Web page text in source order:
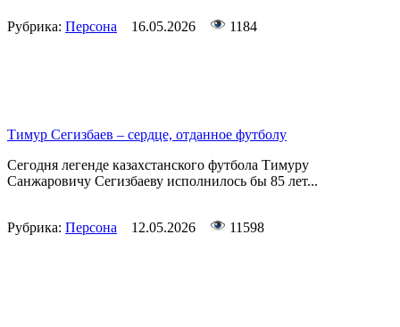
Рубрика: Персона 16.05.2026 1184
Тимур Сегизбаев – сердце, отданное футболу
Сегодня легенде казахстанского футбола Тимуру
Санжаровичу Сегизбаеву исполнилось бы 85 лет...
Рубрика: Персона 12.05.2026 11598